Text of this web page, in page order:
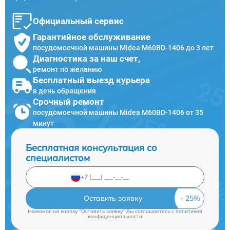
Официальный сервис
Гарантийное обслуживание
посудомоечной машины Midea M60BD-1406 до 3 лет
Диагностика за наш счет,
ремонт по желанию
Бесплатный выезд курьера
в день обращения
Срочный ремонт
посудомоечной машины Midea M60BD-1406 от 35
минут
Бесплатная консультация со
специалистом
Оставить заявку
Нажимая на кнопку "Оставить заявку" Вы соглашаетесь cполитикой
конфиденциальности